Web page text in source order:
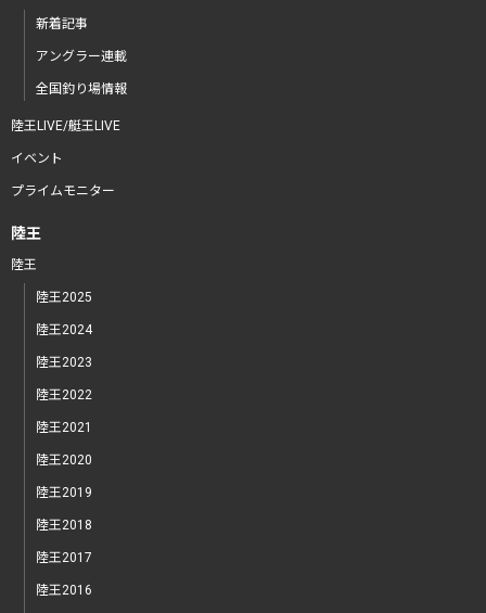
新着記事
アングラー連載
全国釣り場情報
陸王LIVE/艇王LIVE
イベント
プライムモニター
陸王
陸王
陸王2025
陸王2024
陸王2023
陸王2022
陸王2021
陸王2020
陸王2019
陸王2018
陸王2017
陸王2016